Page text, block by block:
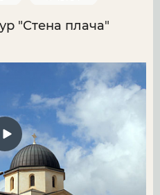
"Стена плача"